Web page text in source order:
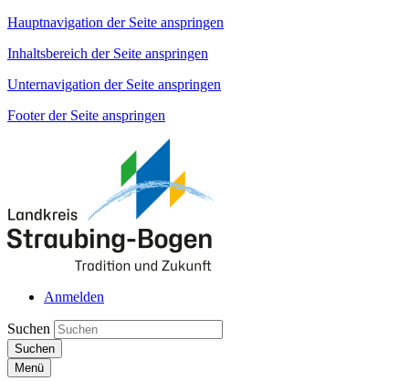
Hauptnavigation der Seite anspringen
Inhaltsbereich der Seite anspringen
Unternavigation der Seite anspringen
Footer der Seite anspringen
Anmelden
Suchen
Suchen
Menü